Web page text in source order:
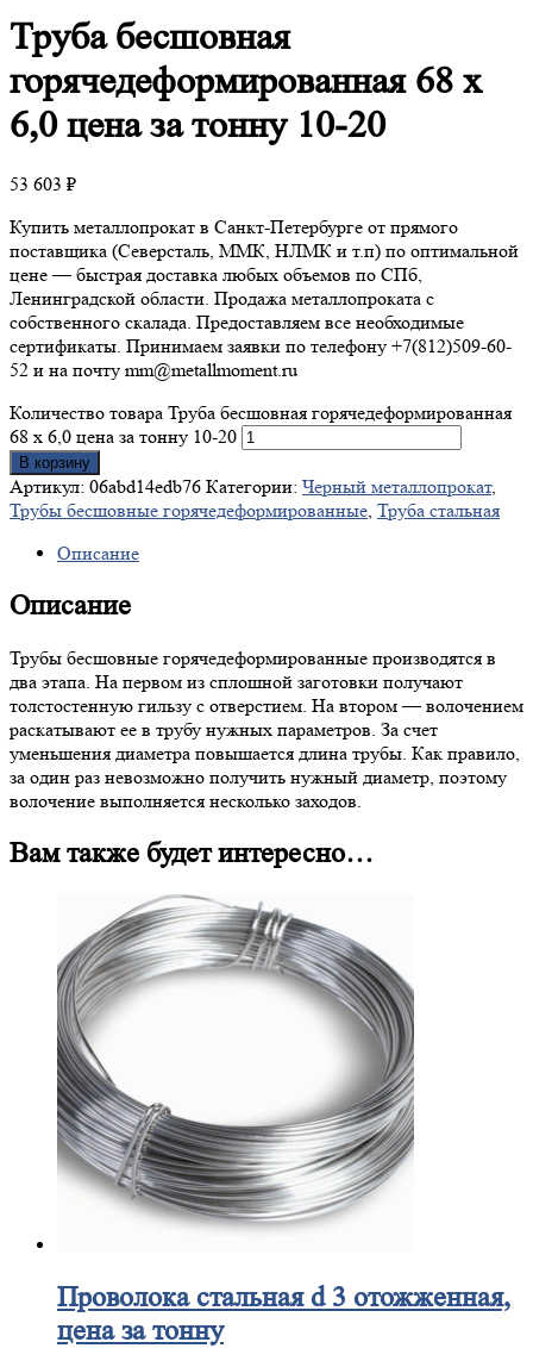
Трубабесшовная
горячедеформированная 68 х
6,0 цена за тонну 10-20
53 603 ₽
Купить металлопрокат в Санкт-Петербурге от прямого
поставщика (Северсталь, ММК, НЛМК и т.п) по оптимальной
цене — быстрая доставка любых объемов по СПб,
Ленинградской области. Продажа металлопроката с
собственного скалада. Предоставляем все необходимые
сертификаты. Принимаем заявки по телефону +7(812)509-60-
52 и на почту mm@metallmoment.ru
Количество товара Труба бесшовная горячедеформированная
68 х 6,0 цена за тонну 10-20
В корзину
Артикул: 06abd14edb76 Категории: Черный металлопрокат,
Трубы бесшовные горячедеформированные, Труба стальная
Описание
Описание
Трубы бесшовные горячедеформированные производятся в
два этапа. На первом из сплошной заготовки получают
толстостенную гильзу с отверстием. На втором — волочением
раскатывают ее в трубу нужных параметров. За счет
уменьшения диаметра повышается длина трубы. Как правило,
за один раз невозможно получить нужный диаметр, поэтому
волочение выполняется несколько заходов.
Вам также будет интересно…
Проволокастальная d 3 отожженная,
цена за тонну